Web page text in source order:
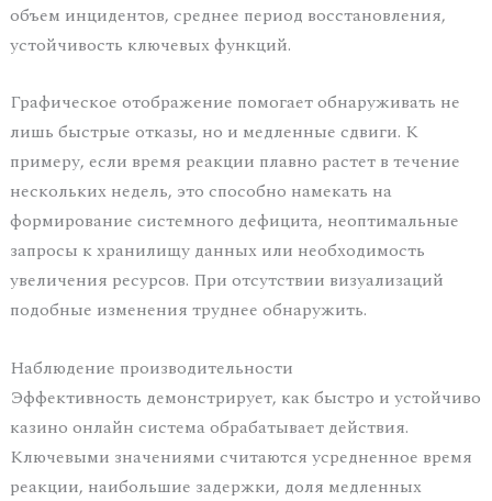
объем инцидентов, среднее период восстановления,
устойчивость ключевых функций.
Графическое отображение помогает обнаруживать не
лишь быстрые отказы, но и медленные сдвиги. К
примеру, если время реакции плавно растет в течение
нескольких недель, это способно намекать на
формирование системного дефицита, неоптимальные
запросы к хранилищу данных или необходимость
увеличения ресурсов. При отсутствии визуализаций
подобные изменения труднее обнаружить.
Наблюдение производительности
Эффективность демонстрирует, как быстро и устойчиво
казино онлайн система обрабатывает действия.
Ключевыми значениями считаются усредненное время
реакции, наибольшие задержки, доля медленных